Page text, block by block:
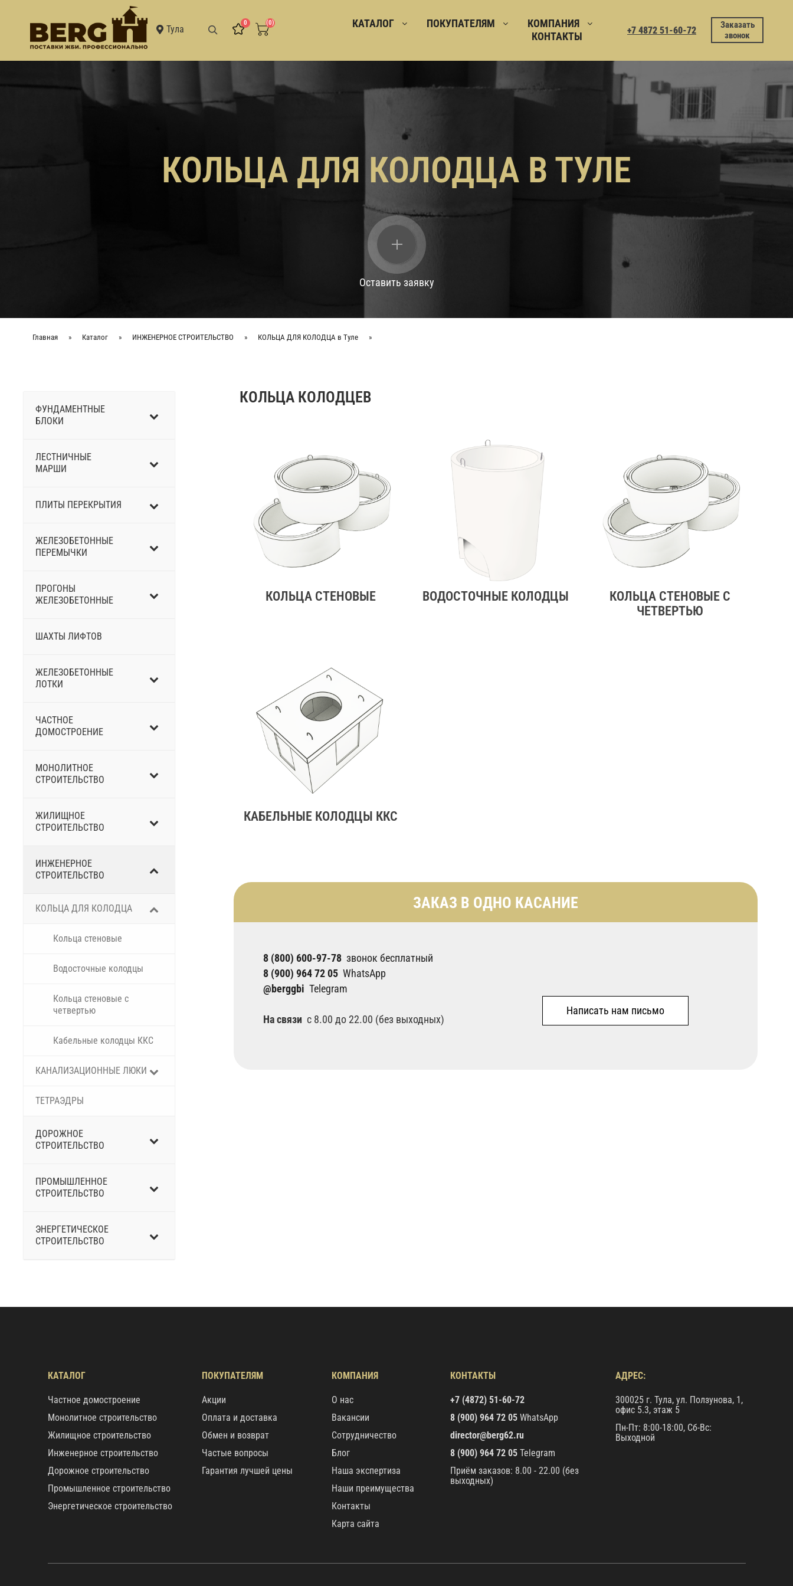
Тула
0 (0) КАТАЛОГ ПОКУПАТЕЛЯМ
КОМПАНИЯ
КОНТАКТЫ
+7 4872 51-60-72
Заказать
звонок
КОЛЬЦА ДЛЯ КОЛОДЦА В ТУЛЕ
Оставить заявку
Главная » Каталог » ИНЖЕНЕРНОЕ СТРОИТЕЛЬСТВО » КОЛЬЦА ДЛЯ КОЛОДЦА в Туле »
КОЛЬЦА КОЛОДЦЕВ
КОЛЬЦА СТЕНОВЫЕ ВОДОСТОЧНЫЕ КОЛОДЦЫ
КОЛЬЦА СТЕНОВЫЕ С
ЧЕТВЕРТЬЮ
КАБЕЛЬНЫЕ КОЛОДЦЫ ККС
ЗАКАЗ В ОДНО КАСАНИЕ
8 (800) 600-97-78 звонок бесплатный
8 (900) 964 72 05 WhatsApp
@berggbi Telegram
На связи с 8.00 до 22.00 (без выходных)
Написать нам письмо
ФУНДАМЕНТНЫЕ
БЛОКИ
ЛЕСТНИЧНЫЕ
МАРШИ
ПЛИТЫ ПЕРЕКРЫТИЯ
ЖЕЛЕЗОБЕТОННЫЕ
ПЕРEМЫЧКИ
ПРОГОНЫ
ЖЕЛЕЗОБЕТОННЫЕ
ШАХТЫ ЛИФТОВ
ЖЕЛЕЗОБЕТОННЫЕ
ЛОТКИ
ЧАСТНОЕ
ДОМОСТРОЕНИЕ
МОНОЛИТНОЕ
СТРОИТЕЛЬСТВО
ЖИЛИЩНОЕ
СТРОИТЕЛЬСТВО
ИНЖЕНЕРНОЕ
СТРОИТЕЛЬСТВО
КОЛЬЦА ДЛЯ КОЛОДЦА
Кольца стеновые
Водосточные колодцы
Кольца стеновые с
четвертью
Кабельные колодцы ККС
КАНАЛИЗАЦИОННЫЕ ЛЮКИ
ТЕТРАЭДРЫ
ДОРОЖНОЕ
СТРОИТЕЛЬСТВО
ПРОМЫШЛЕННОЕ
СТРОИТЕЛЬСТВО
ЭНЕРГЕТИЧЕСКОЕ
СТРОИТЕЛЬСТВО
КАТАЛОГ
Частное домостроение
Монолитное строительство
Жилищное строительство
Инженерное строительство
Дорожное строительство
Промышленное строительство
Энергетическое строительство
ПОКУПАТЕЛЯМ
Акции
Оплата и доставка
Обмен и возврат
Частые вопросы
Гарантия лучшей цены
КОМПАНИЯ
О нас
Вакансии
Сотрудничество
Блог
Наша экспертиза
Наши преимущества
Контакты
Карта сайта
КОНТАКТЫ
+7 (4872) 51-60-72
8 (900) 964 72 05WhatsApp
director@berg62.ru
8 (900) 964 72 05Telegram
Приём заказов: 8.00 - 22.00 (без
выходных)
АДРЕС:
300025 г. Тула, ул. Ползунова, 1,
офис 5.3, этаж 5
Пн-Пт: 8:00-18:00, Сб-Вс:
Выходной